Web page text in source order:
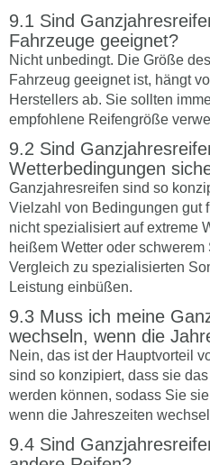
Sind
Fahrzeuge geeignet?
Nicht unbedingt. Die Größe
Fahrzeug geeignet ist, hängt
Herstellers ab. Sie sollten
empfohlene Reifengröße
Sind
Wetterbedingungen
Ganzjahresreifen sind so
Vielzahl von Bedingungen gut
nicht spezialisiert auf extreme
heißem Wetter oder
Vergleich zu spezialisierten
Leistung einbüßen.
Muss ich meine
wechseln, wenn die
Nein, das ist der Hauptvorteil
sind so konzipiert, dass sie
werden können, sodass Sie
wenn die Jahreszeiten
Sind